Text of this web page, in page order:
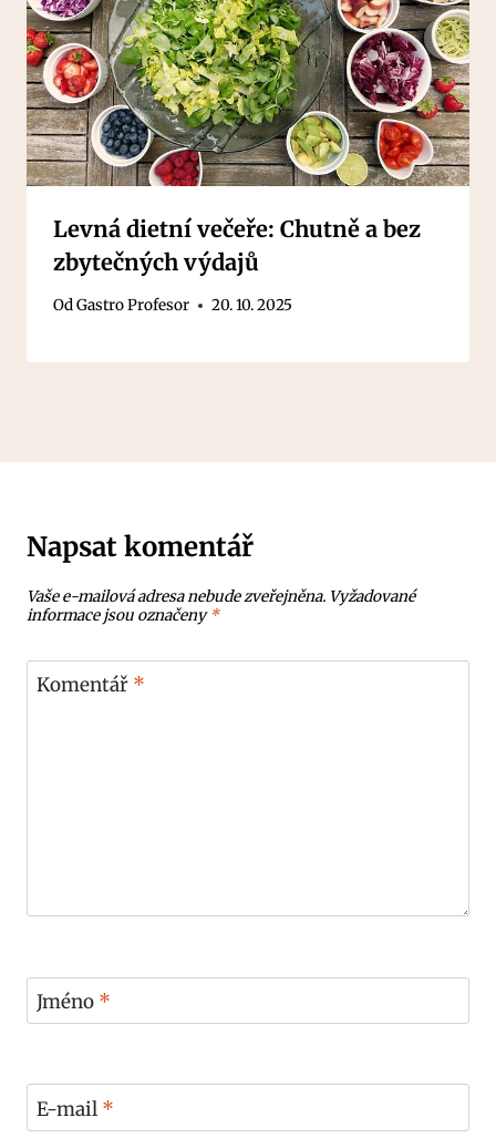
Levná dietní večeře: Chutně a bez
zbytečných výdajů
OdGastro Profesor 20. 10. 2025
Napsat komentář
Vaše e-mailová adresa nebude zveřejněna. Vyžadované
informace jsou označeny*
Komentář *
Jméno *
E-mail *